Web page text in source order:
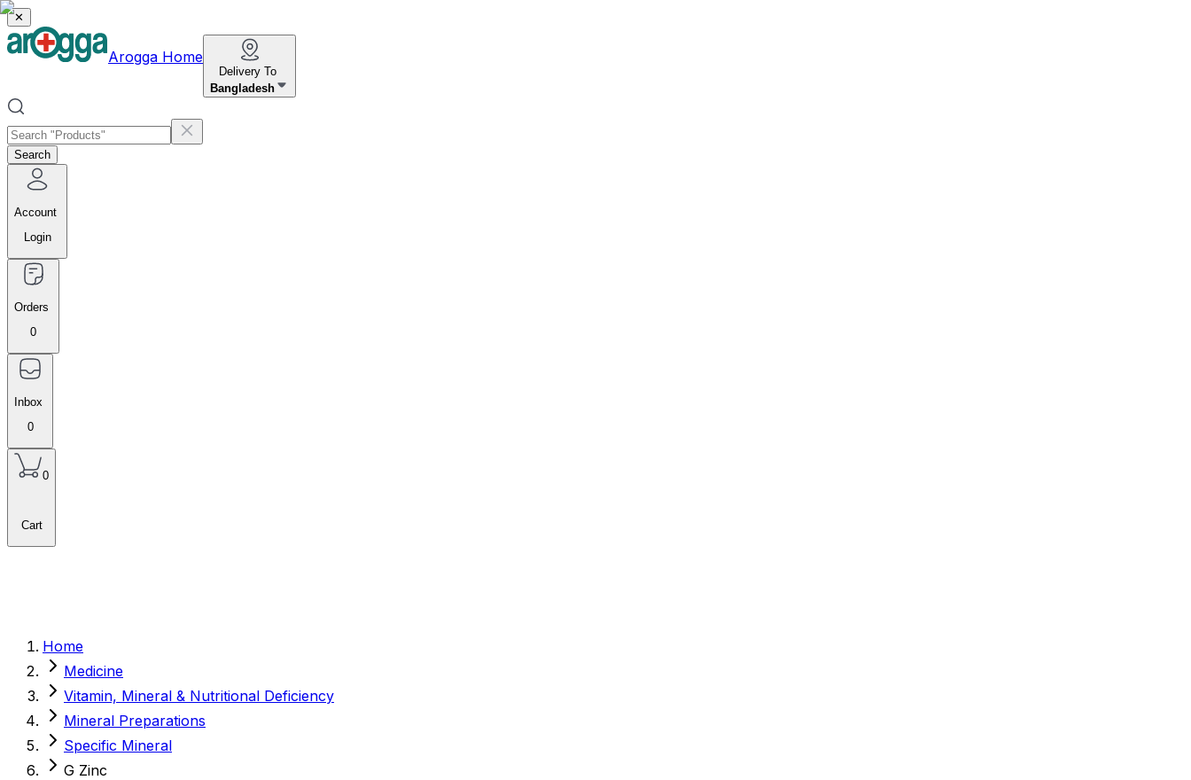
✕
Arogga Home
Delivery To
Bangladesh
Search
Account
Login
Orders
0
Inbox
0
0
Cart
Home
Medicine
Vitamin, Mineral & Nutritional Deficiency
Mineral Preparations
Specific Mineral
G Zinc